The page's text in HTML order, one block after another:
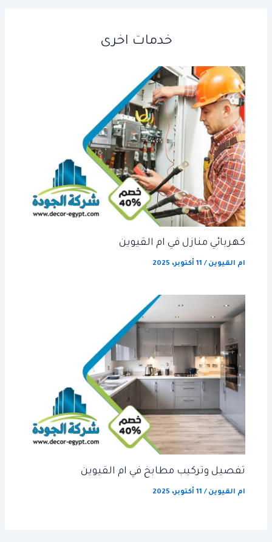
خدمات اخرى
كهربائي منازل في ام القيوين
ام القيوين / 11 أكتوبر، 2025
تفصيل وتركيب مطابخ في ام القيوين
ام القيوين / 11 أكتوبر، 2025